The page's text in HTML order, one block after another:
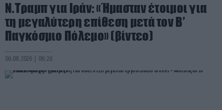
Ν.Τραμπ για Ιράν: «Ήμασταν έτοιμοι για
τη μεγαλύτερη επίθεση μετά τον Β’
Παγκόσμιο Πόλεμο» (βίντεο)
06.08.2026 | 06:26